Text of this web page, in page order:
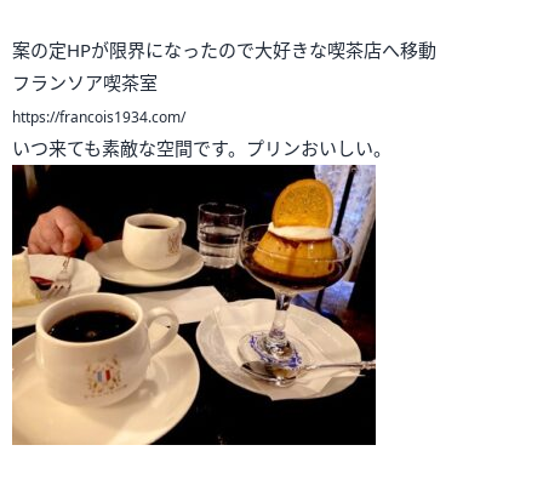
案の定HPが限界になったので大好きな喫茶店へ移動
フランソア喫茶室
https://francois1934.com/
いつ来ても素敵な空間です。プリンおいしい。